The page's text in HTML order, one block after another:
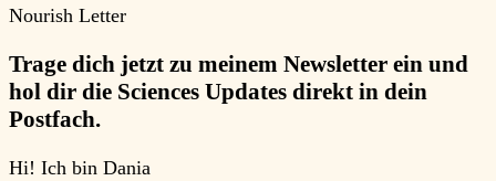
Nourish Letter
Trage dich jetzt zu meinem Newsletter ein und
hol dir die Sciences Updates direkt in dein
Postfach.
Hi! Ich bin Dania